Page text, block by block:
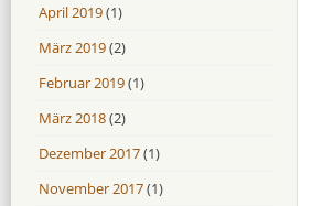
April 2019(1)
März 2019(2)
Februar 2019(1)
März 2018(2)
Dezember 2017(1)
November 2017(1)